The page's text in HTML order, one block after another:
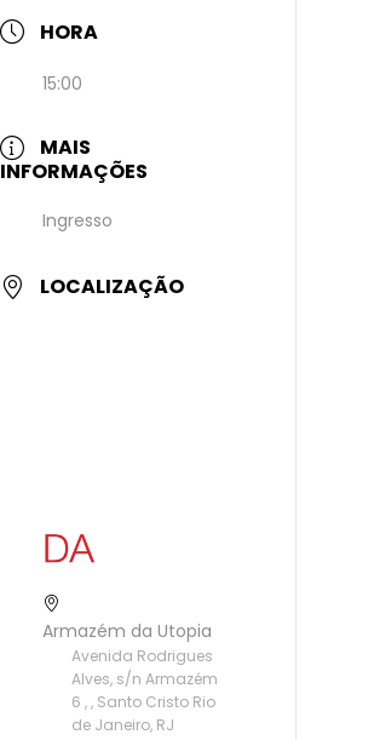
HORA
15:00
MAIS
INFORMAÇÕES
Ingresso
LOCALIZAÇÃO
Armazém da Utopia
Avenida Rodrigues
Alves, s/n Armazém
6 , , Santo Cristo Rio
de Janeiro, RJ